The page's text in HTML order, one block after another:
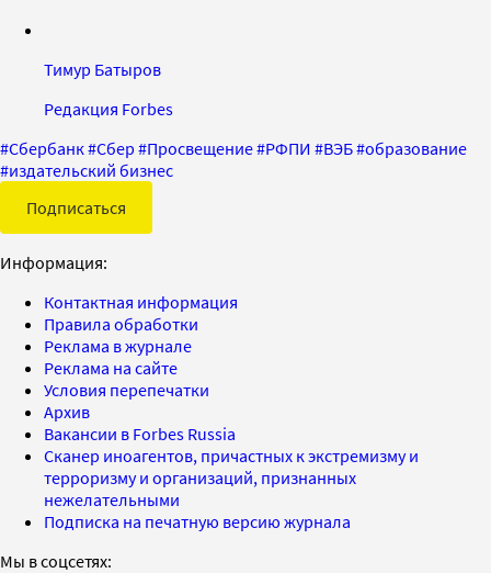
Тимур Батыров
Редакция Forbes
#Сбербанк#Сбер #Просвещение#РФПИ #ВЭБ#образование
#издательский бизнес
Подписаться
Информация:
Контактная информация
Правила обработки
Реклама в журнале
Реклама на сайте
Условия перепечатки
Архив
Вакансии в Forbes Russia
Сканер иноагентов, причастных к экстремизму и
терроризму и организаций, признанных
нежелательными
Подписка на печатную версию журнала
Мы в соцсетях: